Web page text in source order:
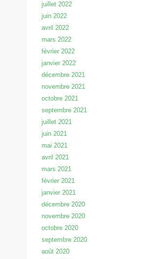
juillet 2022
juin 2022
avril 2022
mars 2022
février 2022
janvier 2022
décembre 2021
novembre 2021
octobre 2021
septembre 2021
juillet 2021
juin 2021
mai 2021
avril 2021
mars 2021
février 2021
janvier 2021
décembre 2020
novembre 2020
octobre 2020
septembre 2020
août 2020